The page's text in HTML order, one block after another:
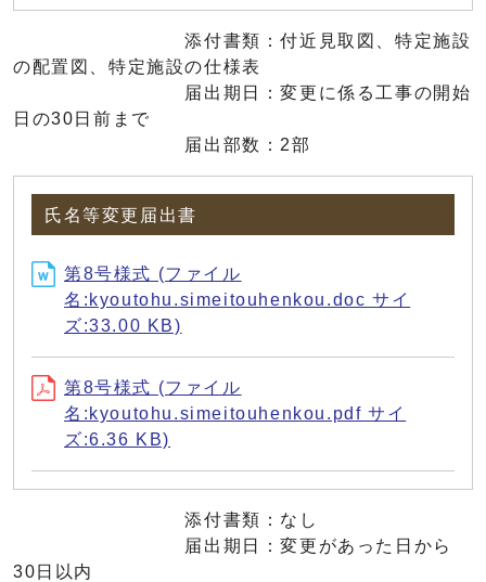
添付書類：付近見取図、特定施設
の配置図、特定施設の仕様表
届出期日：変更に係る工事の開始
日の30日前まで
届出部数：2部
氏名等変更届出書
第8号様式 (ファイル
名:kyoutohu.simeitouhenkou.doc サイ
ズ:33.00 KB)
第8号様式 (ファイル
名:kyoutohu.simeitouhenkou.pdf サイ
ズ:6.36 KB)
添付書類：なし
届出期日：変更があった日から
30日以内